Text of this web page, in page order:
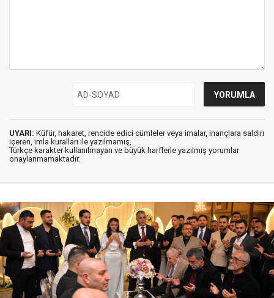
UYARI: Küfür, hakaret, rencide edici cümleler veya imalar, inançlara saldırı
içeren, imla kuralları ile yazılmamış,
Türkçe karakter kullanılmayan ve büyük harflerle yazılmış yorumlar
onaylanmamaktadır.